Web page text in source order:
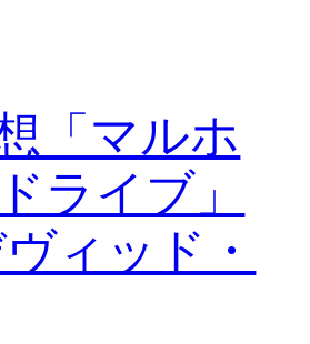
「マルホ
ライブ」
ィッド・